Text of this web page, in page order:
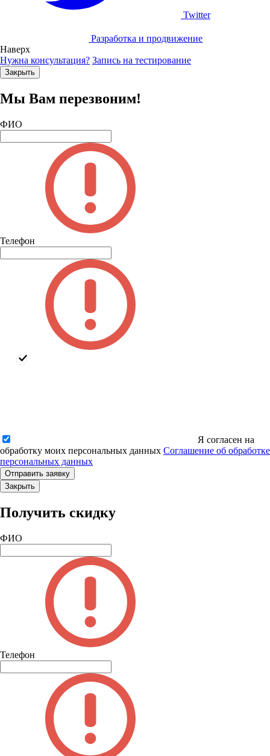
Twitter
Разработка и продвижение
Наверх
Нужна консультация? Запись на тестирование
Закрыть
Мы Вам перезвоним!
ФИО
Телефон
Я согласен на
обработку моих персональных данных Соглашение об обработке
персональных данных
Закрыть
Получить скидку
ФИО
Телефон